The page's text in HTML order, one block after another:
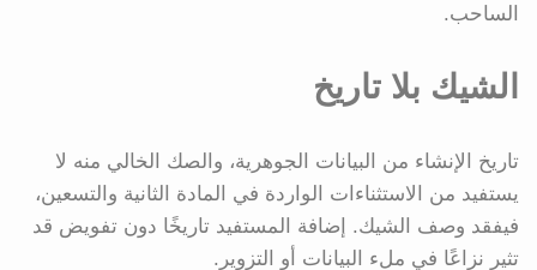
الساحب.
الشيك بلا تاريخ
تاريخ الإنشاء من البيانات الجوهرية، والصك الخالي منه لا
يستفيد من الاستثناءات الواردة في المادة الثانية والتسعين،
فيفقد وصف الشيك. إضافة المستفيد تاريخًا دون تفويض قد
تثير نزاعًا في ملء البيانات أو التزوير.